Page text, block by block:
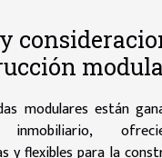
modulares están
inmobiliario,